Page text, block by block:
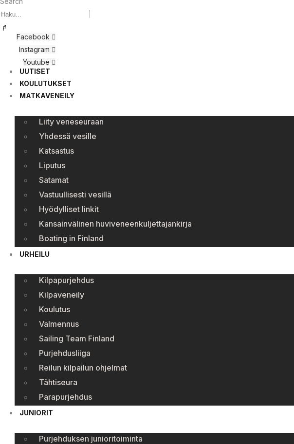
Facebook
Instagram
Youtube
UUTISET
KOULUTUKSET
MATKAVENEILY
Liity veneseuraan
Yhdessä vesille
Katsastus
Liputus
Satamat
Vastuullisesti vesillä
Hyödylliset linkit
Kansainvälinen huviveneenkuljettajankirja
Boating in Finland
URHEILU
Kilpapurjehdus
Kilpaveneily
Koulutus
Valmennus
Sailing Team Finland
Purjehdusliiga
Reilun kilpailun ohjelmat
Tähtiseura
Parapurjehdus
JUNIORIT
Purjehduksen junioritoiminta